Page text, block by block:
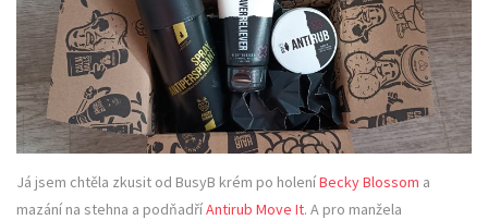
Já jsem chtěla zkusit od BusyB krém po holeníBecky Blossom a
mazání na stehna a podňadříAntirub Move It. A pro manžela